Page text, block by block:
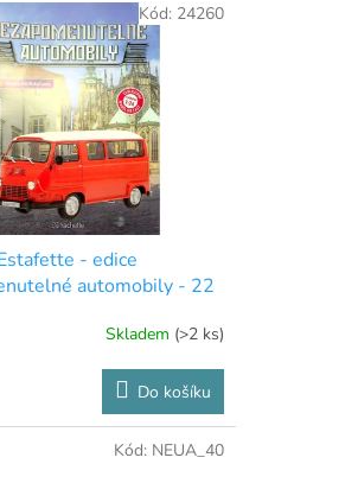
- edice
automobily - 22
Skladem (>2 ks)
Do košíku
Kód: 24260
Kód: NEUA_40